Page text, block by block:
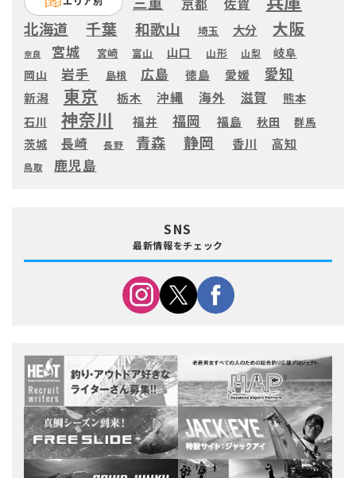
佐賀
北海道 千葉 和歌山 埼玉 大分 大阪
奈良 宮城 宮崎 富山 山口 山形 山梨
岐阜
岡山
岩手 島根 広島 徳島 愛媛 愛知
新潟 東京 栃木 沖縄 海外 滋賀
熊本
石川
神奈川 福井 福岡 福島 秋田 群馬
茨城 長崎 長野 青森 静岡 香川 高知
鳥取 鹿児島
SNS
最新情報をチェック